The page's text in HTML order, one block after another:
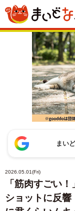
まい
2026.05.01(Fri)
「筋肉すごい
ショットに反